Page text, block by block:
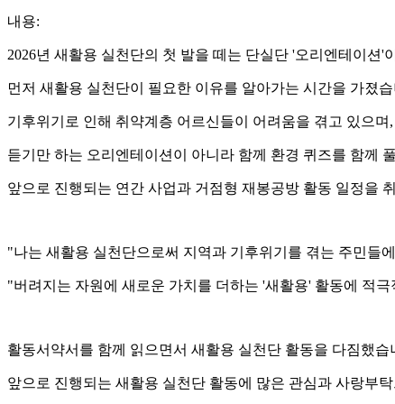
내용:
2026년 새활용 실천단의 첫 발을 떼는 단실단 '오리엔테이션'
먼저 새활용 실천단이 필요한 이유를 알아가는 시간을 가졌
기후위기로 인해 취약계층 어르신들이 어려움을 겪고 있으
듣기만 하는 오리엔테이션이 아니라 함께 환경 퀴즈를 함께
앞으로 진행되는 연간 사업과 거점형 재봉공방 활동 일정을
"나는 새활용 실천단으로써 지역과 기후위기를 겪는 주민들
"버려지는 자원에 새로운 가치를 더하는 '새활용' 활동에 적
활동서약서를 함께 읽으면서 새활용 실천단 활동을 다짐했습
앞으로 진행되는 새활용 실천단 활동에 많은 관심과 사랑부